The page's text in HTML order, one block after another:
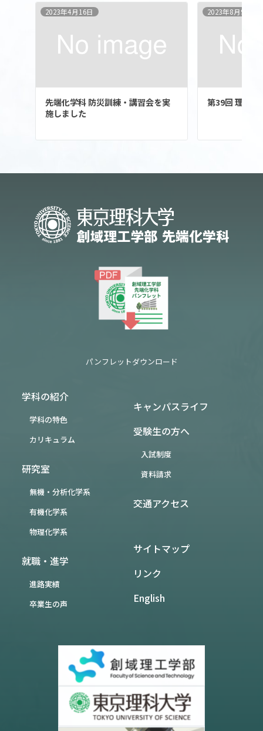
2023年4月16日
先端化学科 防災訓練・講習会を実
施しました
2023年8月9日
第39回 理大工
パンフレットダウンロード
学科の紹介
学科の特色
カリキュラム
研究室
無機・分析化学系
有機化学系
物理化学系
就職・進学
進路実績
卒業生の声
キャンパスライフ
受験生の方へ
入試制度
資料請求
交通アクセス
サイトマップ
リンク
English